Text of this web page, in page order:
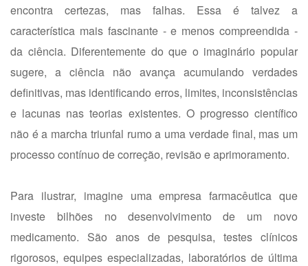
encontra certezas, mas falhas. Essa é talvez a
característica mais fascinante - e menos compreendida -
da ciência. Diferentemente do que o imaginário popular
sugere, a ciência não avança acumulando verdades
definitivas, mas identificando erros, limites, inconsistências
e lacunas nas teorias existentes. O progresso científico
não é a marcha triunfal rumo a uma verdade final, mas um
processo contínuo de correção, revisão e aprimoramento.
Para ilustrar, imagine uma empresa farmacêutica que
investe bilhões no desenvolvimento de um novo
medicamento. São anos de pesquisa, testes clínicos
rigorosos, equipes especializadas, laboratórios de última